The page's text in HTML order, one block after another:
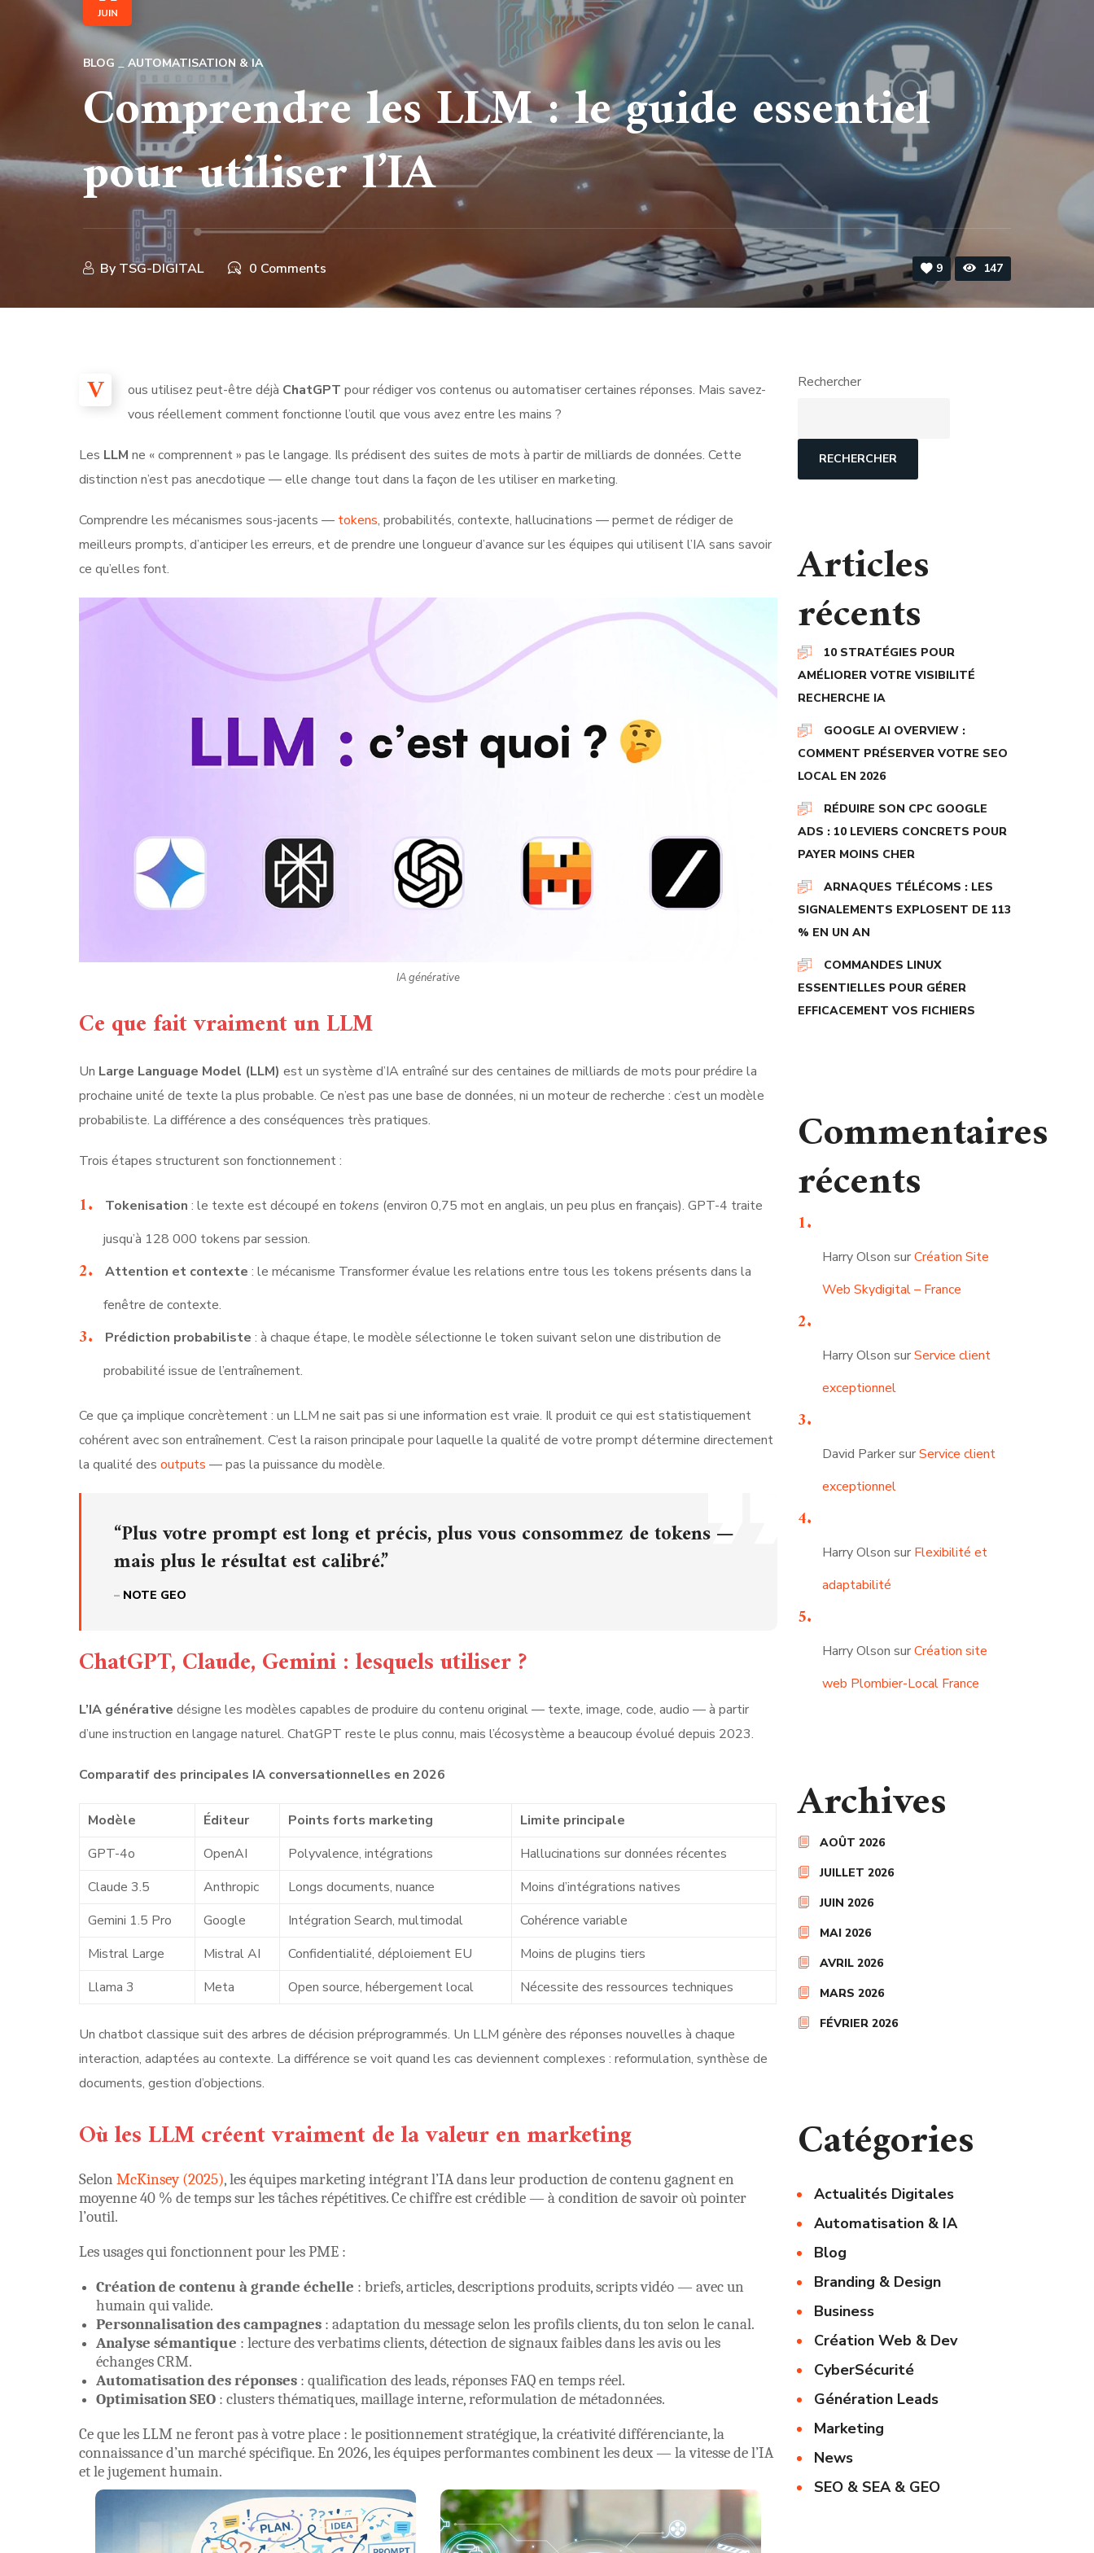
JUIN
BLOG AUTOMATISATION & IA
Comprendre les LLM : le guide essentiel
pour utiliser l’IA
By TSG-DIGITAL 0 Comments 9 147
V ous utilisez peut-être déjà ChatGPT pour rédiger vos contenus ou automatiser certaines réponses. Mais savez-
vous réellement comment fonctionne l’outil que vous avez entre les mains ?
Les LLM ne « comprennent » pas le langage. Ils prédisent des suites de mots à partir de milliards de données. Cette
distinction n’est pas anecdotique — elle change tout dans la façon de les utiliser en marketing.
Comprendre les mécanismes sous-jacents — tokens, probabilités, contexte, hallucinations — permet de rédiger de
meilleurs prompts, d’anticiper les erreurs, et de prendre une longueur d’avance sur les équipes qui utilisent l’IA sans savoir
ce qu’elles font.
IA générative
Ce que fait vraiment un LLM
Un Large Language Model (LLM) est un système d’IA entraîné sur des centaines de milliards de mots pour prédire la
prochaine unité de texte la plus probable. Ce n’est pas une base de données, ni un moteur de recherche : c’est un modèle
probabiliste. La différence a des conséquences très pratiques.
Trois étapes structurent son fonctionnement :
Tokenisation : le texte est découpé entokens (environ 0,75 mot en anglais, un peu plus en français). GPT-4 traite
jusqu’à 128 000 tokens par session.
Attention et contexte : le mécanisme Transformer évalue les relations entre tous les tokens présents dans la
fenêtre de contexte.
Prédiction probabiliste : à chaque étape, le modèle sélectionne le token suivant selon une distribution de
probabilité issue de l’entraînement.
Ce que ça implique concrètement : un LLM ne sait pas si une information est vraie. Il produit ce qui est statistiquement
cohérent avec son entraînement. C’est la raison principale pour laquelle la qualité de votre prompt détermine directement
la qualité des outputs — pas la puissance du modèle.
“Plus votre prompt est long et précis, plus vous consommez de tokens —
mais plus le résultat est calibré.”
– NOTE GEO
ChatGPT, Claude, Gemini : lesquels utiliser ?
L’IA générative désigne les modèles capables de produire du contenu original — texte, image, code, audio — à partir
d’une instruction en langage naturel. ChatGPT reste le plus connu, mais l’écosystème a beaucoup évolué depuis 2023.
Comparatif des principales IA conversationnelles en 2026
Modèle Éditeur Points forts marketing
Limite principale
GPT-4o
OpenAI Polyvalence, intégrations
Hallucinations sur données récentes
Claude 3.5
Anthropic Longs documents, nuance
Moins d’intégrations natives
Gemini 1.5 Pro
Google Intégration Search, multimodal
Cohérence variable
Mistral Large
Mistral AI Confidentialité, déploiement EU
Moins de plugins tiers
Llama 3
Meta Open source, hébergement local Nécessite des ressources techniques
Un chatbot classique suit des arbres de décision préprogrammés. Un LLM génère des réponses nouvelles à chaque
interaction, adaptées au contexte. La différence se voit quand les cas deviennent complexes : reformulation, synthèse de
documents, gestion d’objections.
Où les LLM créent vraiment de la valeur en marketing
Selon McKinsey (2025), les équipes marketing intégrant l’IA dans leur production de contenu gagnent en
moyenne 40 % de temps sur les tâches répétitives. Ce chiffre est crédible — à condition de savoir où pointer
l’outil.
Les usages qui fonctionnent pour les PME :
Création de contenu à grande échelle : briefs, articles, descriptions produits, scripts vidéo — avec un
humain qui valide.
Personnalisation des campagnes: adaptation du message selon les profils clients, du ton selon le canal.
Analyse sémantique : lecture des verbatims clients, détection de signaux faibles dans les avis ou les
échanges CRM.
Automatisation des réponses: qualification des leads, réponses FAQ en temps réel.
Optimisation SEO: clusters thématiques, maillage interne, reformulation de métadonnées.
Ce que les LLM ne feront pas à votre place : le positionnement stratégique, la créativité différenciante, la
connaissance d’un marché spécifique. En 2026, les équipes performantes combinent les deux — la vitesse de l’IA
et le jugement humain.
Rechercher
RECHERCHER
Articles
récents
10 STRATÉGIES POUR
AMÉLIORER VOTRE VISIBILITÉ
RECHERCHE IA
GOOGLE AI OVERVIEW :
COMMENT PRÉSERVER VOTRE SEO
LOCAL EN 2026
RÉDUIRE SON CPC GOOGLE
ADS : 10 LEVIERS CONCRETS POUR
PAYER MOINS CHER
ARNAQUES TÉLÉCOMS : LES
SIGNALEMENTS EXPLOSENT DE 113
% EN UN AN
COMMANDES LINUX
ESSENTIELLES POUR GÉRER
EFFICACEMENT VOS FICHIERS
Commentaires
récents
Harry Olson surCréation Site
Web Skydigital – France
Harry Olson surService client
exceptionnel
David ParkersurService client
exceptionnel
Harry Olson sur Flexibilité et
adaptabilité
Harry Olson surCréation site
web Plombier-Local France
Archives
AOÛT 2026
JUILLET 2026
JUIN 2026
MAI 2026
AVRIL 2026
MARS 2026
FÉVRIER 2026
Catégories
Actualités Digitales
Automatisation & IA
Blog
Branding & Design
Business
Création Web & Dev
CyberSécurité
Génération Leads
Marketing
News
SEO & SEA & GEO